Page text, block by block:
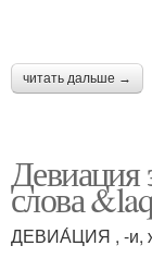
читать дальше →
Девиация
слова
ДЕВИА́ЦИЯ , -и,